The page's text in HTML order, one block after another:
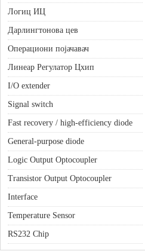
Логиц ИЦ
Дарлингтонова цев
Операциони појачавач
Линеар Регулатор Цхип
I/O extender
Signal switch
Fast recovery / high-efficiency diode
General-purpose diode
Logic Output Optocoupler
Transistor Output Optocoupler
Interface
Temperature Sensor
RS232 Chip